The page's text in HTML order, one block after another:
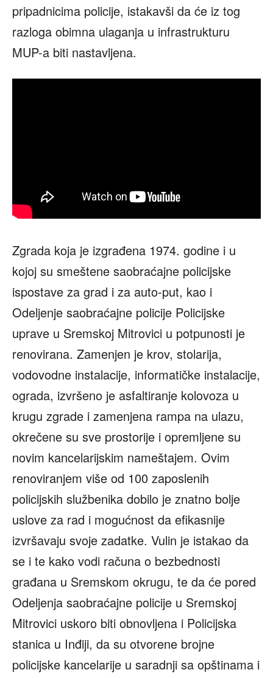
pripadnicima policije, istakavši da će iz tog
razloga obimna ulaganja u infrastrukturu
MUP-a biti nastavljena.
Zgrada koja je izgrađena 1974. godine i u
kojoj su smeštene saobraćajne policijske
ispostave za grad i za auto-put, kao i
Odeljenje saobraćajne policije Policijske
uprave u Sremskoj Mitrovici u potpunosti je
renovirana. Zamenjen je krov, stolarija,
vodovodne instalacije, informatičke instalacije,
ograda, izvršeno je asfaltiranje kolovoza u
krugu zgrade i zamenjena rampa na ulazu,
okrečene su sve prostorije i opremljene su
novim kancelarijskim nameštajem. Ovim
renoviranjem više od 100 zaposlenih
policijskih službenika dobilo je znatno bolje
uslove za rad i mogućnost da efikasnije
izvršavaju svoje zadatke. Vulin je istakao da
se i te kako vodi računa o bezbednosti
građana u Sremskom okrugu, te da će pored
Odeljenja saobraćajne policije u Sremskoj
Mitrovici uskoro biti obnovljena i Policijska
stanica u Inđiji, da su otvorene brojne
policijske kancelarije u saradnji sa opštinama i